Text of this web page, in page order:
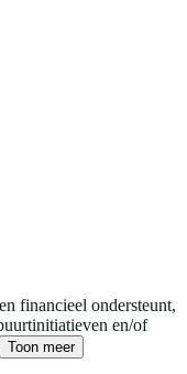
financieel ondersteunt,
en/of
Toon meer